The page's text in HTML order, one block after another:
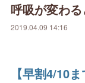
呼吸が変わる
2019.04.09 14:16
【早割4/10ま